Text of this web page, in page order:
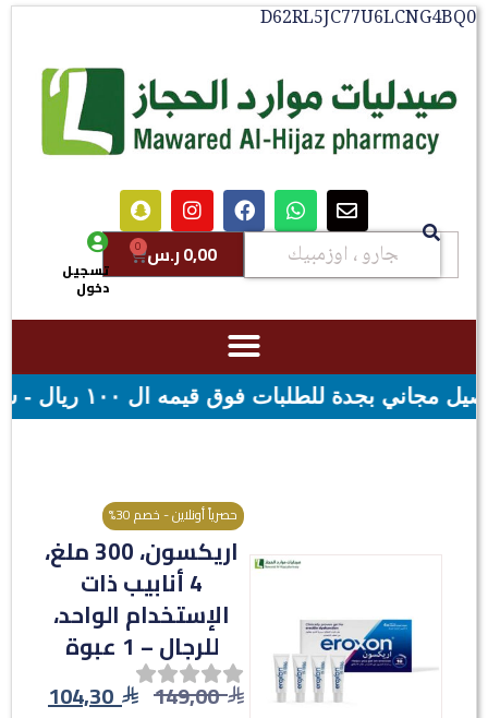
0,00ر.س تسجيل
دخول
- شحن مجاني لقيمه اكثر من ٢٩٩ ريال
حصرياً أونلاين - خصم 30%
اريكسون، 300 ملغ،
4 أنابيب ذات
الإستخدام الواحد،
للرجال – 1 عبوة
149,00
104,30